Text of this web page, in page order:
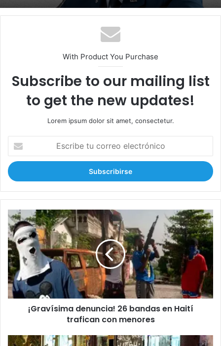
With Product You Purchase
Subscribe to our mailing list
to get the new updates!
Lorem ipsum dolor sit amet, consectetur.
c
r
b
t
u
c
o
r
r
e
o
e
¡
G
r
a
v
í
s
i
m
¡Gravísima denuncia! 26 bandas en Haití
trafican con menores